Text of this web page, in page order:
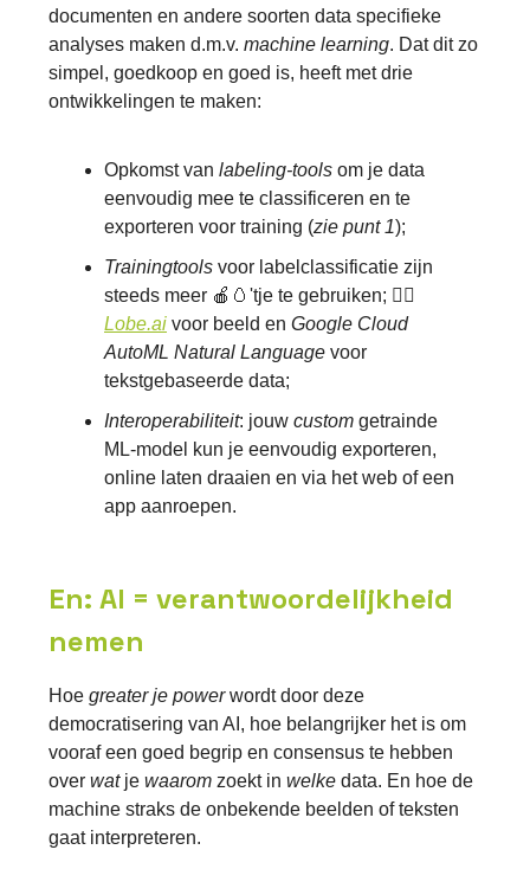
documenten en andere soorten data specifieke
analyses maken d.m.v. machine learning. Dat dit zo
simpel, goedkoop en goed is, heeft met drie
ontwikkelingen te maken:
Opkomst van labeling-tools om je data
eenvoudig mee te classificeren en te
exporteren voor training (zie punt 1);
Trainingtools voor labelclassificatie zijn
steeds meer 🍎🥚'tje te gebruiken; 👉🏽
Lobe.ai voor beeld en Google Cloud
AutoML Natural Language voor
tekstgebaseerde data;
Interoperabiliteit: jouw custom getrainde
ML-model kun je eenvoudig exporteren,
online laten draaien en via het web of een
app aanroepen.
En: AI = verantwoordelijkheid
nemen
Hoe greater je powerwordt door deze
democratisering van AI, hoe belangrijker het is om
vooraf een goed begrip en consensus te hebben
over watje waarom zoekt in welke data. En hoe de
machine straks de onbekende beelden of teksten
gaat interpreteren.